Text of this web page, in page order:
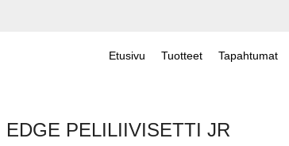
Etusivu Tuotteet Tapahtumat
EDGE PELILIIVISETTI JR